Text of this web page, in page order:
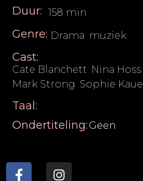
Duur: 158 min
Genre: Drama muziek
Cast:
Cate Blanchett Nina Hoss
Mark Strong Sophie
Taal:
Ondertiteling: Geen